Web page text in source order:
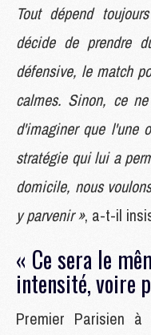
Tout dépend
décide de prendre
défensive, le match
calmes. Sinon, ce
d'imaginer que l'une
stratégie qui lui a
domicile, nous
y parvenir », a-t-il
« Ce sera le
intensité, voire
Premier Parisien à